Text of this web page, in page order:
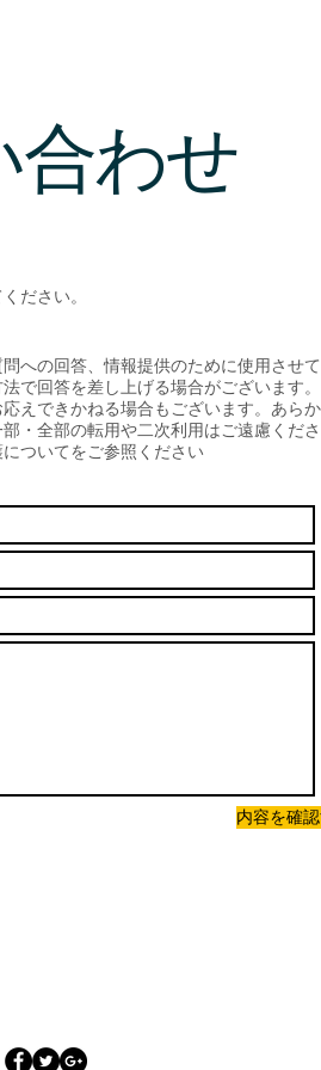
合わせ
ださい。
への回答、情報提供のために使用させ
で回答を差し上げる場合がございます。
えできかねる場合もございます。あら
・全部の転用や二次利用はご遠慮くだ
ついてをご参照ください
内容を確